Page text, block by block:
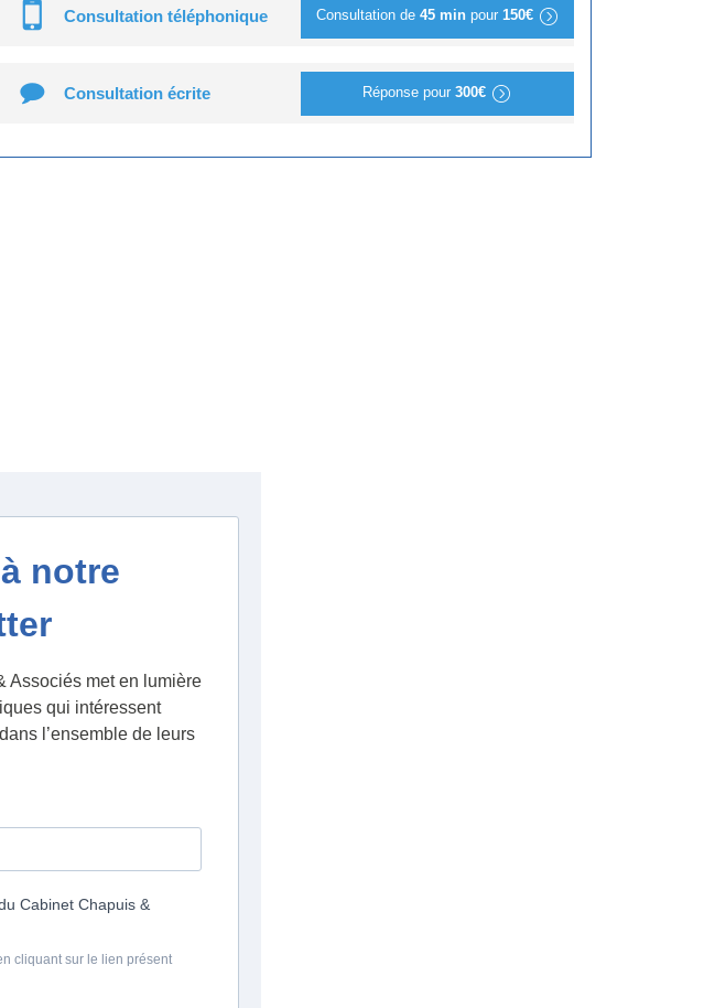
Consultation téléphonique Consultation de 45 minpour 150€
Consultation écrite Réponse pour 300€